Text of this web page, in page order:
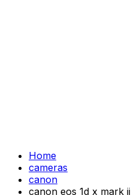
Home
cameras
canon
canon eos 1d x mark ii